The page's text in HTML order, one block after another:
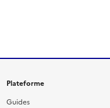
Plateforme
Guides